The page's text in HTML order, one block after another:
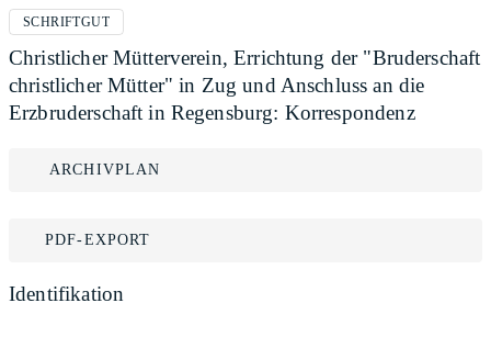
SCHRIFTGUT
Christlicher Mütterverein, Errichtung der "Bruderschaft
christlicher Mütter" in Zug und Anschluss an die
Erzbruderschaft in Regensburg: Korrespondenz
ARCHIVPLAN
PDF-EXPORT
Identifikation